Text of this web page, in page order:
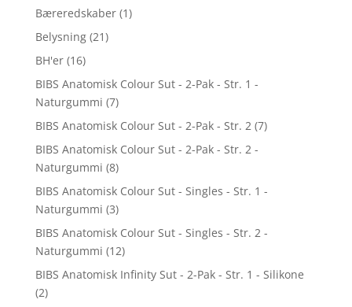
Bæreredskaber (1)
Belysning (21)
BH'er (16)
BIBS Anatomisk Colour Sut - 2-Pak - Str. 1 -
Naturgummi (7)
BIBS Anatomisk Colour Sut - 2-Pak - Str. 2 (7)
BIBS Anatomisk Colour Sut - 2-Pak - Str. 2 -
Naturgummi (8)
BIBS Anatomisk Colour Sut - Singles - Str. 1 -
Naturgummi (3)
BIBS Anatomisk Colour Sut - Singles - Str. 2 -
Naturgummi (12)
BIBS Anatomisk Infinity Sut - 2-Pak - Str. 1 - Silikone
(2)